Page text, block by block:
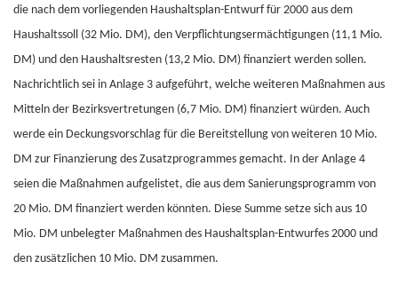
die nach dem vorliegenden Haushaltsplan-Entwurf für 2000 aus dem
Haushaltssoll (32 Mio. DM), den Verpflichtungsermächtigungen (11,1 Mio.
DM) und den Haushaltsresten (13,2 Mio. DM) finanziert werden sollen.
Nachrichtlich sei in Anlage 3 aufgeführt, welche weiteren Maßnahmen aus
Mitteln der Bezirksvertretungen (6,7 Mio. DM) finanziert würden. Auch
werde ein Deckungsvorschlag für die Bereitstellung von weiteren 10 Mio.
DM zur Finanzierung des Zusatzprogrammes gemacht. In der Anlage 4
seien die Maßnahmen aufgelistet, die aus dem Sanierungsprogramm von
20 Mio. DM finanziert werden könnten. Diese Summe setze sich aus 10
Mio. DM unbelegter Maßnahmen des Haushaltsplan-Entwurfes 2000 und
den zusätzlichen 10 Mio. DM zusammen.